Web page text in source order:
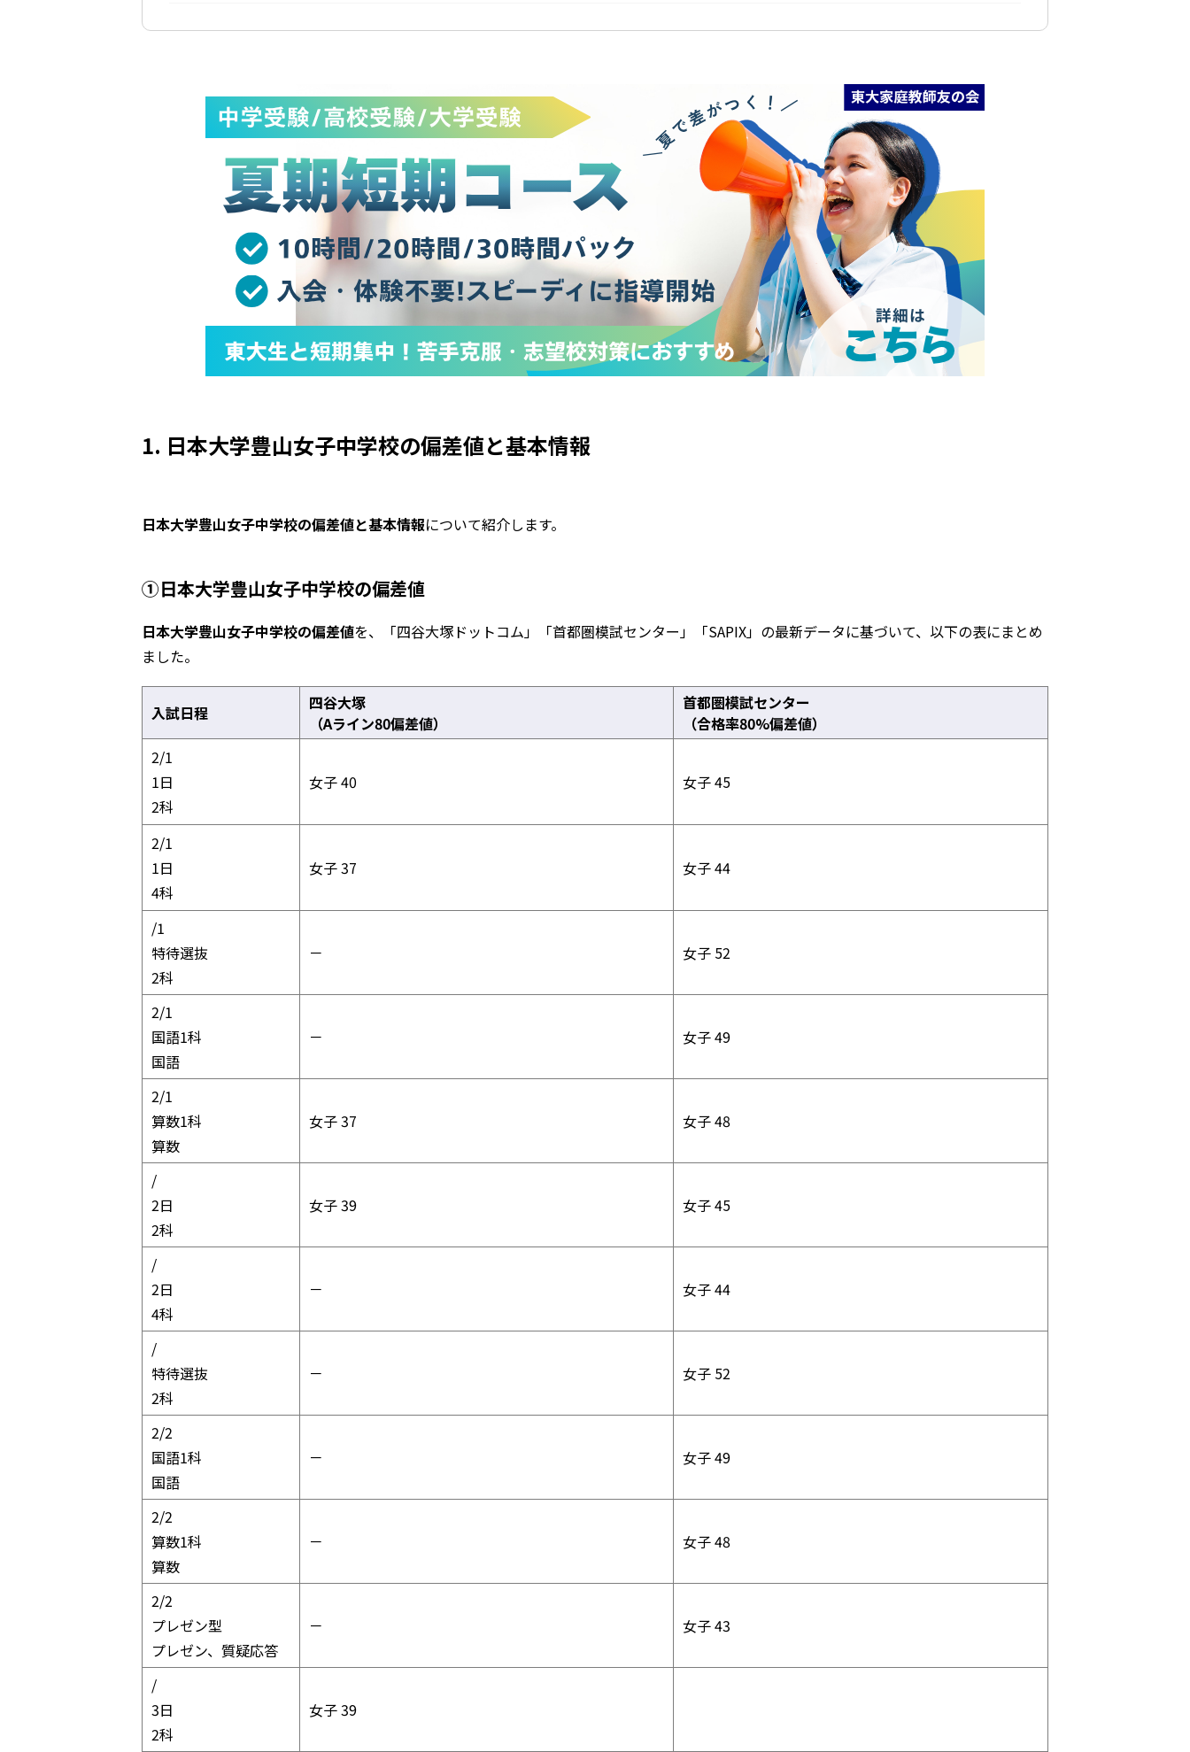
1. 日本大学豊山女子中学校の偏差値と基本情報
日本大学豊山女子中学校の偏差値と基本情報について紹介します。
①日本大学豊山女子中学校の偏差値
日本大学豊山女子中学校の偏差値を、「四谷大塚ドットコム」「首都圏模試センター」「SAPIX」の最新データに基づいて、以下の表にまとめ
ました。
入試日程
四谷大塚
（Aライン80偏差値）
首都圏模試センター
（合格率80%偏差値）
2/1
1日
2科
女子 40 女子 45
2/1
1日
4科
女子 37 女子 44
2/1
特待選抜
2科
－ 女子 52
2/1
国語1科
国語
－ 女子 49
2/1
算数1科
算数
女子 37 女子 48
2/2
2日
2科
女子 39 女子 45
2/2
2日
4科
－ 女子 44
2/2
特待選抜
2科
－ 女子 52
2/2
国語1科
国語
－ 女子 49
2/2
算数1科
算数
－ 女子 48
2/2
プレゼン型
プレゼン、質疑応答
－ 女子 43
2/2
3日
2科
女子 39